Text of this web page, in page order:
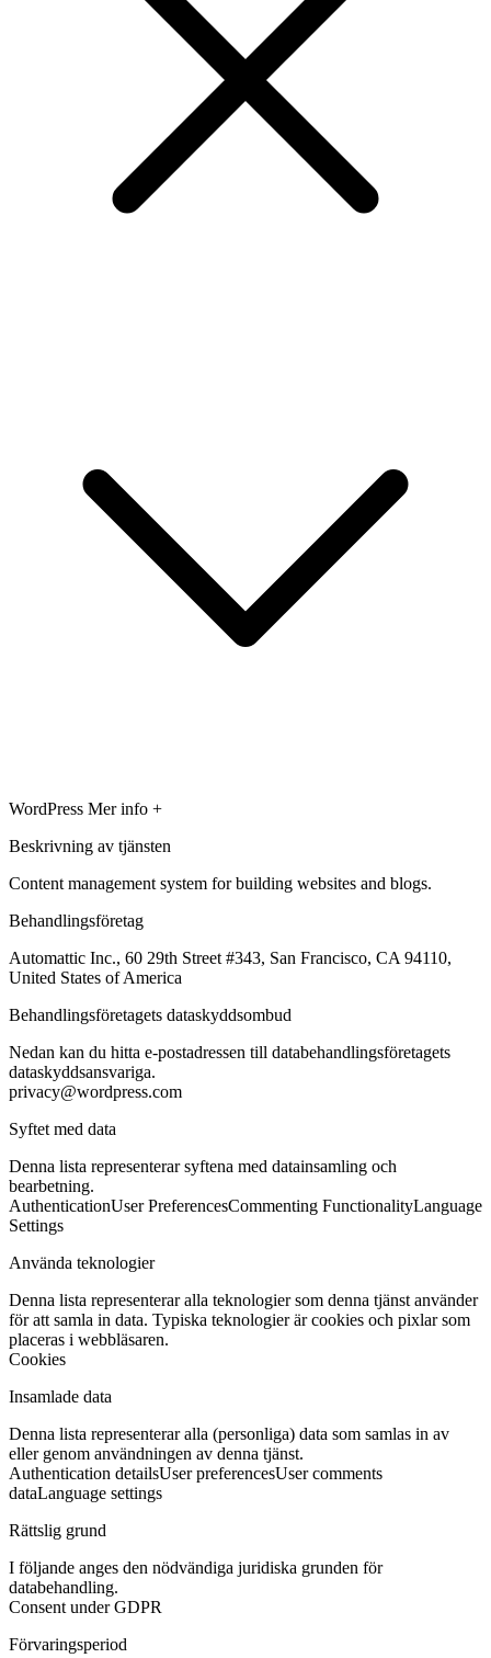
WordPress Mer info +
Beskrivning av tjänsten
Content management system for building websites and blogs.
Behandlingsföretag
Automattic Inc., 60 29th Street #343, San Francisco, CA 94110,
United States of America
Behandlingsföretagets dataskyddsombud
Nedan kan du hitta e-postadressen till databehandlingsföretagets
dataskyddsansvariga.
privacy@wordpress.com
Syftet med data
Denna lista representerar syftena med datainsamling och
bearbetning.
AuthenticationUser PreferencesCommenting FunctionalityLanguage
Settings
Använda teknologier
Denna lista representerar alla teknologier som denna tjänst använder
för att samla in data. Typiska teknologier är cookies och pixlar som
placeras i webbläsaren.
Cookies
Insamlade data
Denna lista representerar alla (personliga) data som samlas in av
eller genom användningen av denna tjänst.
Authentication detailsUser preferencesUser comments
dataLanguage settings
Rättslig grund
I följande anges den nödvändiga juridiska grunden för
databehandling.
Consent under GDPR
Förvaringsperiod